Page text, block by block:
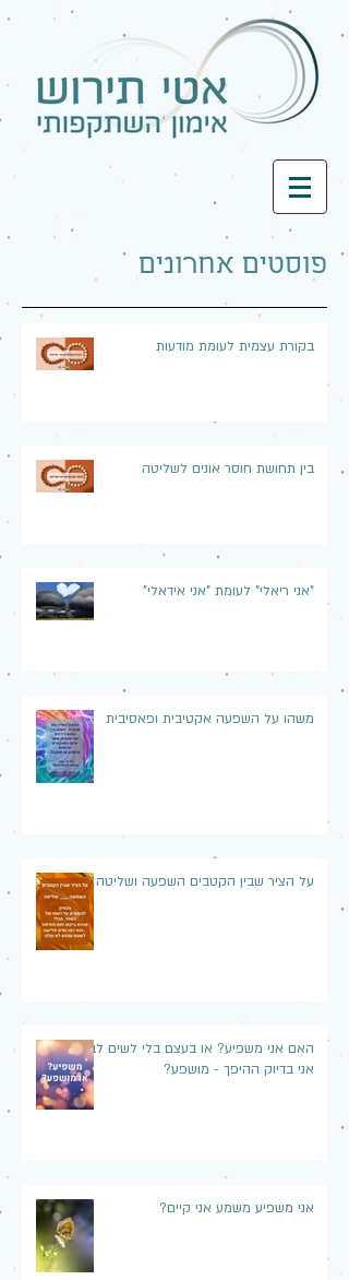
פוסטים אחרונים
בקורת עצמית לעומת מודעות
בין תחושת חוסר אונים לשליטה
"אני ריאלי" לעומת "אני אידאלי"
משהו על השפעה אקטיבית ופאסיבית
על הציר שבין הקטבים השפעה ושליטה
האם אני משפיע? או בעצם בלי לשים לב,
אני בדיוק ההיפך - מושפע?
אני משפיע משמע אני קיים?